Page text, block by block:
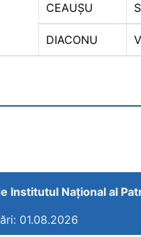
CEAUȘU
DIACONU
Institutul Național al
01.08.2026